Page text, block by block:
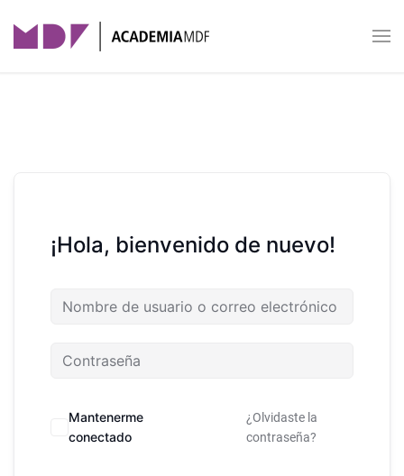
Skip to main content
¡Hola, bienvenido de nuevo!
Mantenerme
conectado
¿Olvidaste la
contraseña?